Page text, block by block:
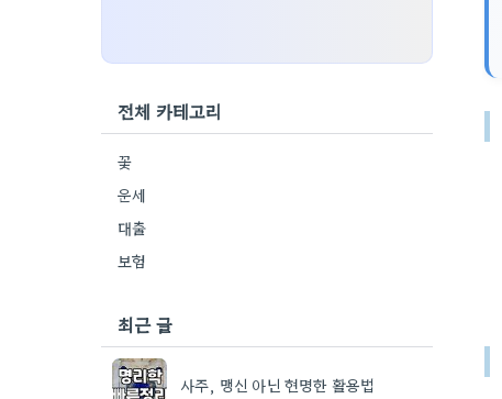
전체 카테고리
꽃
운세
대출
보험
최근 글
사주, 맹신 아닌 현명한 활용법